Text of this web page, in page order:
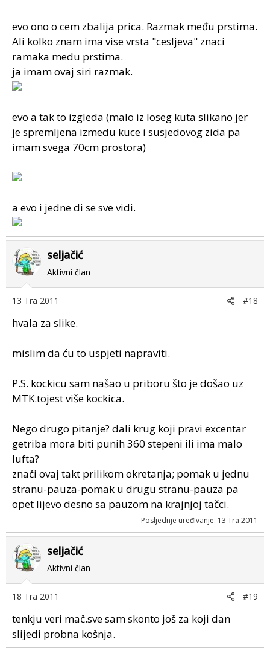
evo ono o cem zbalija prica. Razmak među prstima.
Ali kolko znam ima vise vrsta "cesljeva" znaci
ramaka medu prstima.
ja imam ovaj siri razmak.
evo a tak to izgleda (malo iz loseg kuta slikano jer
je spremljena izmedu kuce i susjedovog zida pa
imam svega 70cm prostora)
a evo i jedne di se sve vidi.
seljačić
Aktivni član
13 Tra 2011 #18
hvala za slike.
mislim da ću to uspjeti napraviti.
P.S. kockicu sam našao u priboru što je došao uz
MTK.tojest više kockica.
Nego drugo pitanje? dali krug koji pravi excentar
getriba mora biti punih 360 stepeni ili ima malo
lufta?
znači ovaj takt prilikom okretanja; pomak u jednu
stranu-pauza-pomak u drugu stranu-pauza pa
opet lijevo desno sa pauzom na krajnjoj tačci.
Posljednje uređivanje: 13 Tra 2011
seljačić
Aktivni član
18 Tra 2011 #19
tenkju veri mač.sve sam skonto još za koji dan
slijedi probna košnja.